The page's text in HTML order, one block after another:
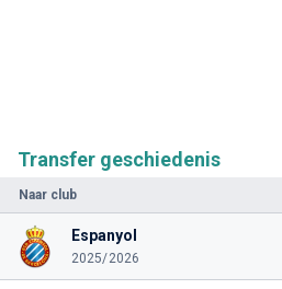
Transfer geschiedenis
Naar club
Espanyol
2025/2026